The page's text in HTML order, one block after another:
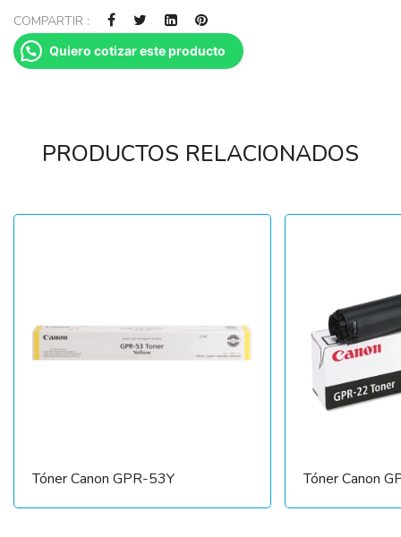
COMPARTIR :
Quiero cotizar este producto
PRODUCTOS RELACIONADOS
Tóner Canon GPR-53Y Tóner Canon